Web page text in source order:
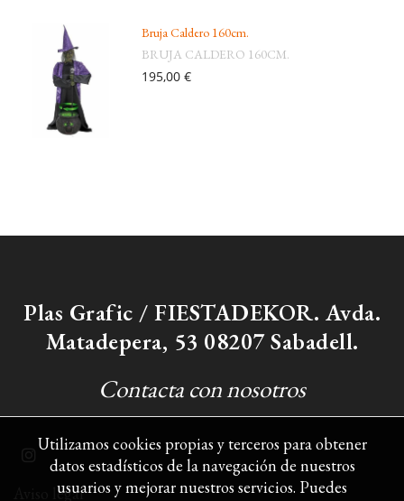
Bruja Caldero 160cm.
BRUJA CALDERO 160CM.
195,00 €
Plas Grafic / FIESTADEKOR. Avda.
Matadepera, 53 08207 Sabadell.
Contacta con nosotros
Aviso legal
Utilizamos cookies propias y terceros para obtener
datos estadísticos de la navegación de nuestros
usuarios y mejorar nuestros servicios. Puedes